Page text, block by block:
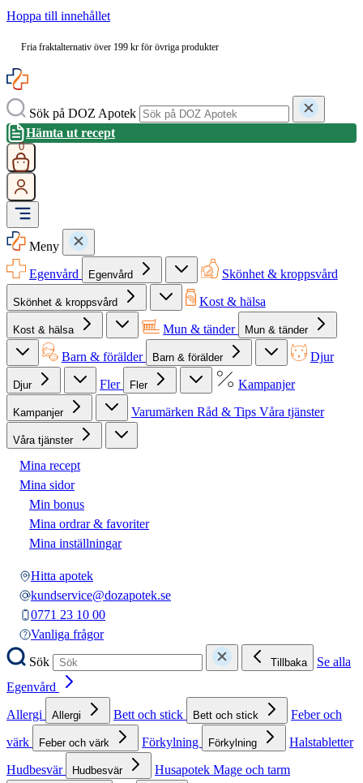
Hoppa till innehållet
Fria fraktalternativ över 199 kr för övriga produkter
Sök på DOZ Apotek
Hämta ut recept
0
Meny
Egenvård
Egenvård Skönhet & kroppsvård
Skönhet & kroppsvård Kost & hälsa
Kost & hälsa Mun & tänder Mun & tänder
Barn & förälder Barn & förälder Djur
Djur Fler Fler Kampanjer
Kampanjer Varumärken Råd & Tips Våra tjänster
Våra tjänster
Mina recept
Mina sidor
Min bonus
Mina ordrar & favoriter
Mina inställningar
Hitta apotek
kundservice@dozapotek.se
0771 23 10 00
Vanliga frågor
Sök
Tillbaka
Se alla
Egenvård
Allergi
Allergi Bett och stick Bett och stick
Feber och
värk
Feber och värk Förkylning Förkylning
Halstabletter
Hudbesvär
Hudbesvär Husapotek Mage och tarm